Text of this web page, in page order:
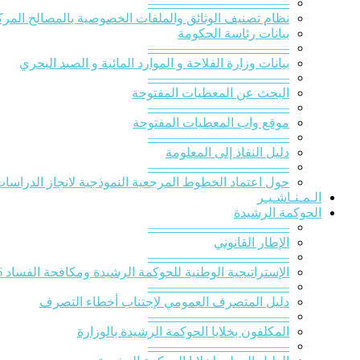
———————————
نظام تصنيف الوثائق والملفات الخصوصية بالمصالح
بيانات رئاسة الحكومة
———————————
بيانات وزارة الفلاحة و الموارد المائية و الصيد البحري
———————————
البحث عن المعطيات المفتوحة
———————————
موقع واب المعطيات المفتوحة
———————————
دليل النفاذ إلى المعلومة
———————————
حول اعتماد الخطوط المرجعية النموذجية لانجاز
الـمـنـاشـيـر
الحوكمة الرشيدة
———————————
الإطار القانوني
———————————
الإستراتيجية الوطنية للحوكمة الرشيدة ومكافحة الفساد 2016-2020
———————————
دليل المتصرف العمومي لإجتناب أخطاء التصرف
———————————
المكلفون بخلايا الحوكمة الرشيدة بالوزارة
———————————